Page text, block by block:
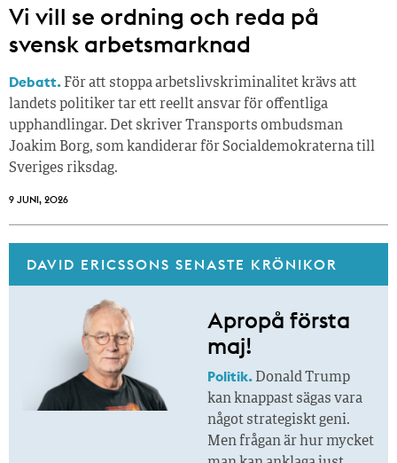
Vi vill se ordning och reda på
svensk arbetsmarknad
Debatt. För att stoppa arbetslivskriminalitet krävs att
landets politiker tar ett reellt ansvar för offentliga
upphandlingar. Det skriver Transports ombudsman
Joakim Borg, som kandiderar för Socialdemokraterna till
Sveriges riksdag.
9 JUNI, 2026
DAVID ERICSSONS SENASTE KRÖNIKOR
Apropå första
maj!
Politik. Donald Trump
kan knappast sägas vara
något strategiskt geni.
Men frågan är hur mycket